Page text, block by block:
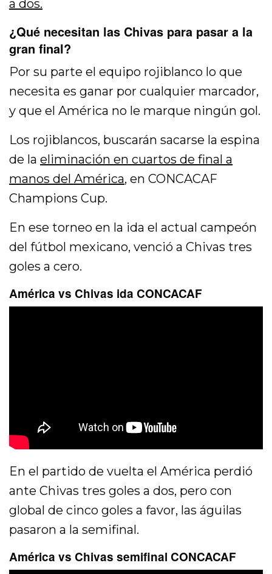
a dos.
¿Qué necesitan las Chivas para pasar a la
gran final?
Por su parte el equipo rojiblanco lo que
necesita es ganar por cualquier marcador,
y que el América no le marque ningún gol.
Los rojiblancos, buscarán sacarse la espina
de laeliminación en cuartos de final a
manos del América, en CONCACAF
Champions Cup.
En ese torneo en la ida el actual campeón
del fútbol mexicano, venció a Chivas tres
goles a cero.
América vs Chivas ida CONCACAF
En el partido de vuelta el América perdió
ante Chivas tres goles a dos, pero con
global de cinco goles a favor, las águilas
pasaron a la semifinal.
América vs Chivas semifinal CONCACAF